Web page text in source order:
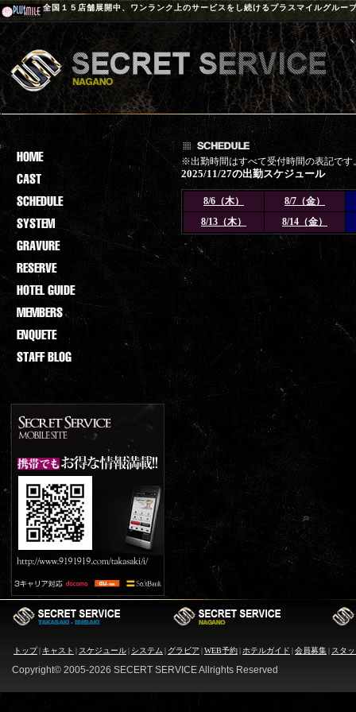
全国１５店舗展開中、ワンランク上のサービスをし続けるプラスマイルグルー
※出勤時間はすべて受付時間の表記です
2025/11/27の出勤スケジュール
8/6（木）
8/7（金）
8/13（木）
8/14（金）
登録されておりません。
トップ| キャスト | スケジュール| システム | グラビア |WEB予約| ホテルガイド |会員募集| スタ
Copyright© 2005-2026 SECERT SERVICE Allrights Reserved